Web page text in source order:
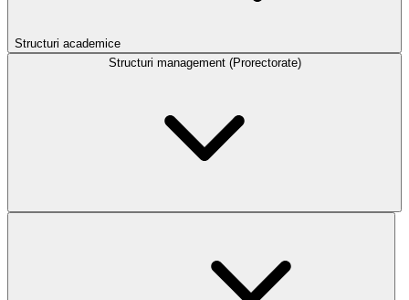
Structuri academice
Structuri management (Prorectorate)